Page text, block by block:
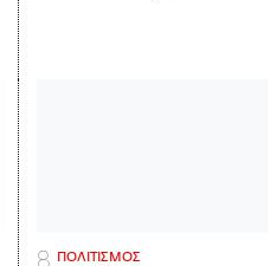
ΠΟΛΙΤΙΣΜΟΣ